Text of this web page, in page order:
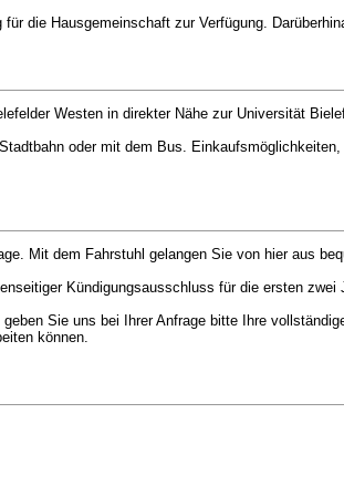
die Hausgemeinschaft zur Verfügung.
Westen in direkter Nähe zur Universität
oder mit dem Bus.
Mit dem Fahrstuhl gelangen Sie von hier aus
Kündigungsausschluss für die ersten
Sie uns bei Ihrer Anfrage bitte Ihre
können.